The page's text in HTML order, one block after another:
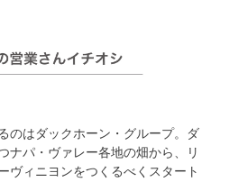
のはダックホーン・グループ。ダ
ナパ・ヴァレー各地の畑から、リ
ヴィニヨンをつくるべくスタート